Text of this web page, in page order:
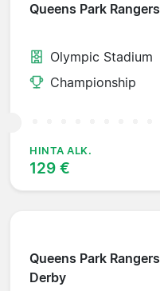
Queens Park Rangers
Olympic Stadium
Championship
HINTA ALK.
129 €
Queens Park Rangers
Derby